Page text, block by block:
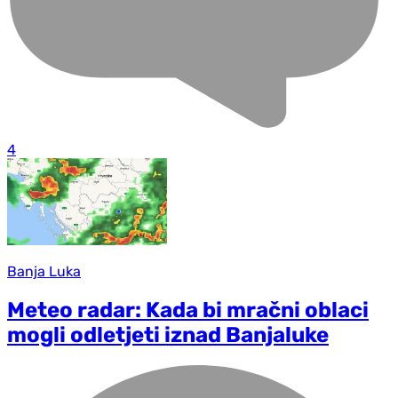
4
Banja Luka
Meteo radar: Kada bi mračni oblaci
mogli odletjeti iznad Banjaluke